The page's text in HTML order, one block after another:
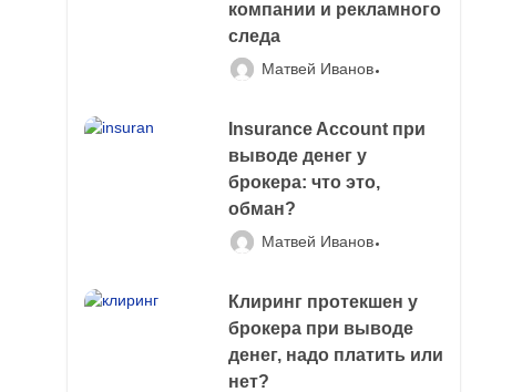
компании и рекламного
следа
Матвей Иванов
Insurance Account при
выводе денег у
брокера: что это,
обман?
Матвей Иванов
Клиринг протекшен у
брокера при выводе
денег, надо платить или
нет?